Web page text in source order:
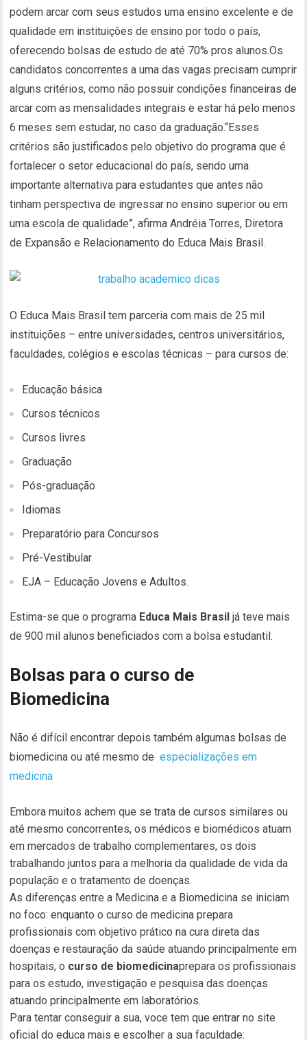
podem arcar com seus estudos uma ensino excelente e de
qualidade em instituições de ensino por todo o país,
oferecendo bolsas de estudo de até 70% pros alunos.Os
candidatos concorrentes a uma das vagas precisam cumprir
alguns critérios, como não possuir condições financeiras de
arcar com as mensalidades integrais e estar há pelo menos
6 meses sem estudar, no caso da graduação.“Esses
critérios são justificados pelo objetivo do programa que é
fortalecer o setor educacional do país, sendo uma
importante alternativa para estudantes que antes não
tinham perspectiva de ingressar no ensino superior ou em
uma escola de qualidade”, afirma Andréia Torres, Diretora
de Expansão e Relacionamento do Educa Mais Brasil.
O Educa Mais Brasil tem parceria com mais de 25 mil
instituições – entre universidades, centros universitários,
faculdades, colégios e escolas técnicas – para cursos de:
Educação básica
Cursos técnicos
Cursos livres
Graduação
Pós-graduação
Idiomas
Preparatório para Concursos
Pré-Vestibular
EJA – Educação Jovens e Adultos.
Estima-se que o programa Educa Mais Brasil já teve mais
de 900 mil alunos beneficiados com a bolsa estudantil.
Bolsas para o curso de
Biomedicina
Não é difícil encontrar depois também algumas bolsas de
biomedicina ou até mesmo deespecializações em
medicina
Embora muitos achem que se trata de cursos similares ou
até mesmo concorrentes, os médicos e biomédicos atuam
em mercados de trabalho complementares, os dois
trabalhando juntos para a melhoria da qualidade de vida da
população e o tratamento de doenças.
As diferenças entre a Medicina e a Biomedicina se iniciam
no foco: enquanto o curso de medicina prepara
profissionais com objetivo prático na cura direta das
doenças e restauração da saúde atuando principalmente em
hospitais, o curso de biomedicinaprepara os profissionais
para os estudo, investigação e pesquisa das doenças
atuando principalmente em laboratórios.
Para tentar conseguir a sua, voce tem que entrar no site
oficial do educa mais e escolher a sua faculdade: